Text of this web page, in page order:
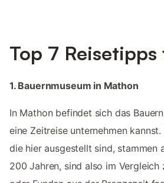
Top 7
1. Bauernmuseum in Mathon
In Mathon befindet sich das
eine Zeitreise unternehmen
die hier ausgestellt sind, stammen
200 Jahren, sind also im Vergleich